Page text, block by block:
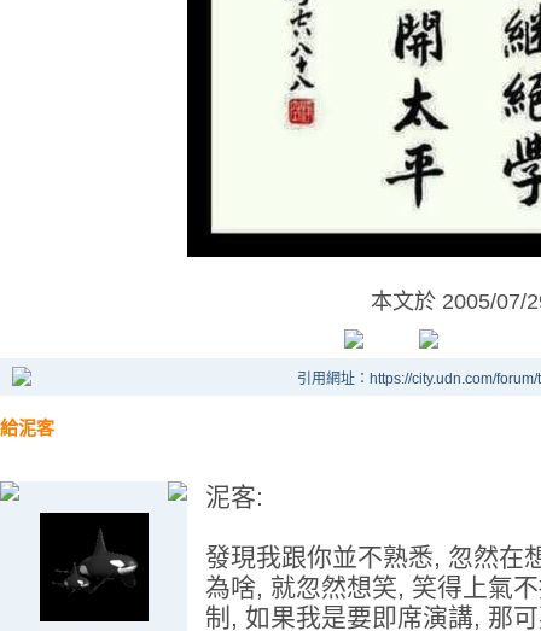
本文於 2005/07/
引用網址：https://city.udn.com/
給泥客
泥客:
發現我跟你並不熟悉, 忽然在
為啥, 就忽然想笑, 笑得上氣
制, 如果我是要即席演講, 那